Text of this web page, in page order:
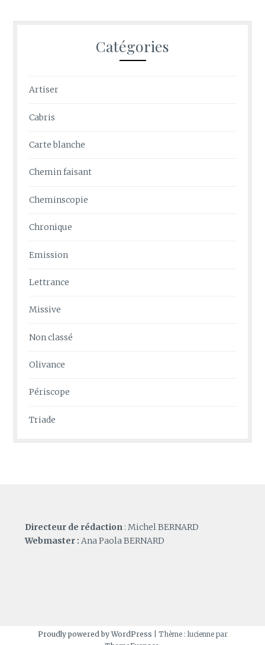
Catégories
Artiser
Cabris
Carte blanche
Chemin faisant
Cheminscopie
Chronique
Emission
Lettrance
Missive
Non classé
Olivance
Périscope
Triade
Directeur de rédaction : Michel BERNARD
Webmaster : Ana Paola BERNARD
Proudly powered by WordPress
Thème : lucienne par